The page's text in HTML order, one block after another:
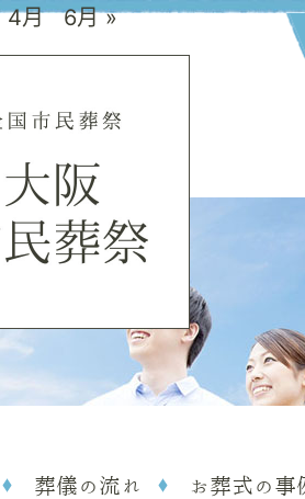
葬儀の流れ お葬式の事
4月 6月 »